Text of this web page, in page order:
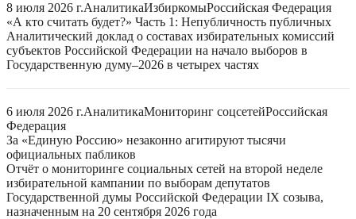
8 июля 2026 г.АналитикаИзбиркомыРоссийская Федерация
«А кто считать будет?» Часть 1: Непубличность публичных
Аналитический доклад о составах избирательных комиссий
субъектов Российской Федерации на начало выборов в
Государственную думу–2026 в четырех частях
6 июля 2026 г.АналитикаМониторинг соцсетейРоссийская
Федерация
За «Единую Россию» незаконно агитируют тысячи
официальных пабликов
Отчёт о мониторинге социальных сетей на второй неделе
избирательной кампании по выборам депутатов
Государственной думы Российской Федерации IX созыва,
назначенным на 20 сентября 2026 года